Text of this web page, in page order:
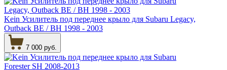
Kein Усилитель под переднее крыло для Subaru Legacy,
Outback BE / BH 1998 - 2003
7 000 руб.